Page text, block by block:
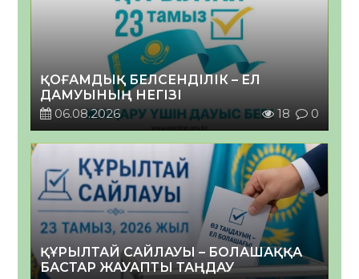
ҚОҒАМДЫҚ БЕЛСЕНДІЛІК – ЕЛ
ДАМУЫНЫҢ НЕГІЗІ
06.08.2026
18 0
ҚҰРЫЛТАЙ САЙЛАУЫ – БОЛАШАҚҚА
БАСТАР ЖАУАПТЫ ТАҢДАУ